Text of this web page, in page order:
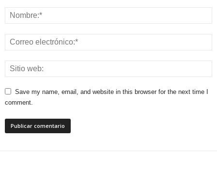
Save my name, email, and website in this browser for the next time I
comment.